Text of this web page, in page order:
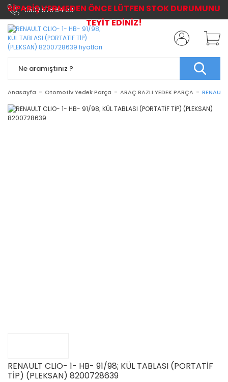
0507 576 64 03
Anasayfa Otomotiv Yedek Parça ARAÇ BAZLI YEDEK PARÇA
RENAULT CLIO- 1- HB- 91/98; KÜL TABLASI (PORTATİF
TİP) (PLEKSAN) 8200728639
SİPARİŞ VERMEDEN ÖNCE LÜTFEN STOK DURUMUNU
TEYİT EDİNİZ!